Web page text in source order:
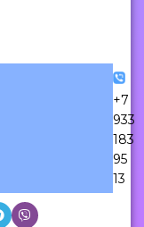
+7
933
183
95
13